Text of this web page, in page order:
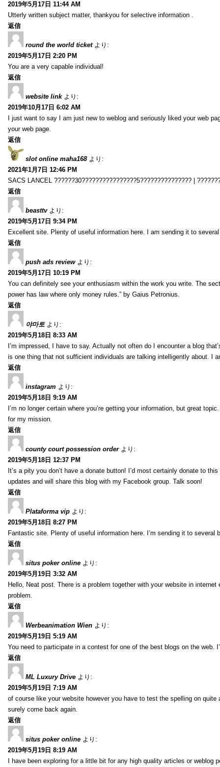
2019年5月17日 11:44 AM
Utterly written subject matter, thankyou for selective information .
返信
round the world ticket より:
2019年5月17日 2:20 PM
You are a very capable individual!
返信
website link より:
2019年10月17日 6:02 AM
I just want to say I am just new to weblog and seriously liked your web
your web page.
返信
slot online maha168 より:
2021年1月7日 12:46 PM
SACS LANCEL ??????30????????????????5??????????????? |
返信
beasttv より:
2019年5月17日 9:34 PM
Excellent site. Plenty of useful information here. I am sending it to
返信
push ads review より:
2019年5月17日 10:19 PM
You can definitely see your enthusiasm within the work you write. The
power has law where only money rules.” by Gaius Petronius.
返信
야마토 より:
2019年5月18日 8:33 AM
I’m impressed, I have to say. Actually not often do I encounter a blog
is one thing that not sufficient individuals are talking intelligently about. I
返信
instagram より:
2019年5月18日 9:19 AM
I’m no longer certain where you’re getting your information, but great
for my mission.
返信
county court possession order より:
2019年5月18日 12:37 PM
It’s a pity you don’t have a donate button! I’d most certainly donate to
updates and will share this blog with my Facebook group. Talk soon!
返信
Plataforma vip より:
2019年5月18日 8:27 PM
Fantastic site. Plenty of useful information here. I’m sending it to
返信
situs poker online より:
2019年5月19日 3:32 AM
Hello, Neat post. There is a problem together with your website in
problem.
返信
Werbeanimation Wien より:
2019年5月19日 5:19 AM
You need to participate in a contest for one of the best blogs on the web.
返信
ML Luxury Drive より:
2019年5月19日 7:19 AM
of course like your website however you have to test the spelling on
surely come back again.
返信
situs poker online より:
2019年5月19日 8:19 AM
I have been exploring for a little bit for any high quality articles or